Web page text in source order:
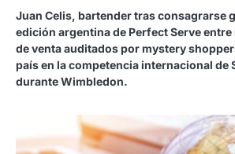
Juan Celis, bartender tras consagrarse
edición argentina de Perfect Serve
de venta auditados por mystery
país en la competencia internacional de
durante Wimbledon.